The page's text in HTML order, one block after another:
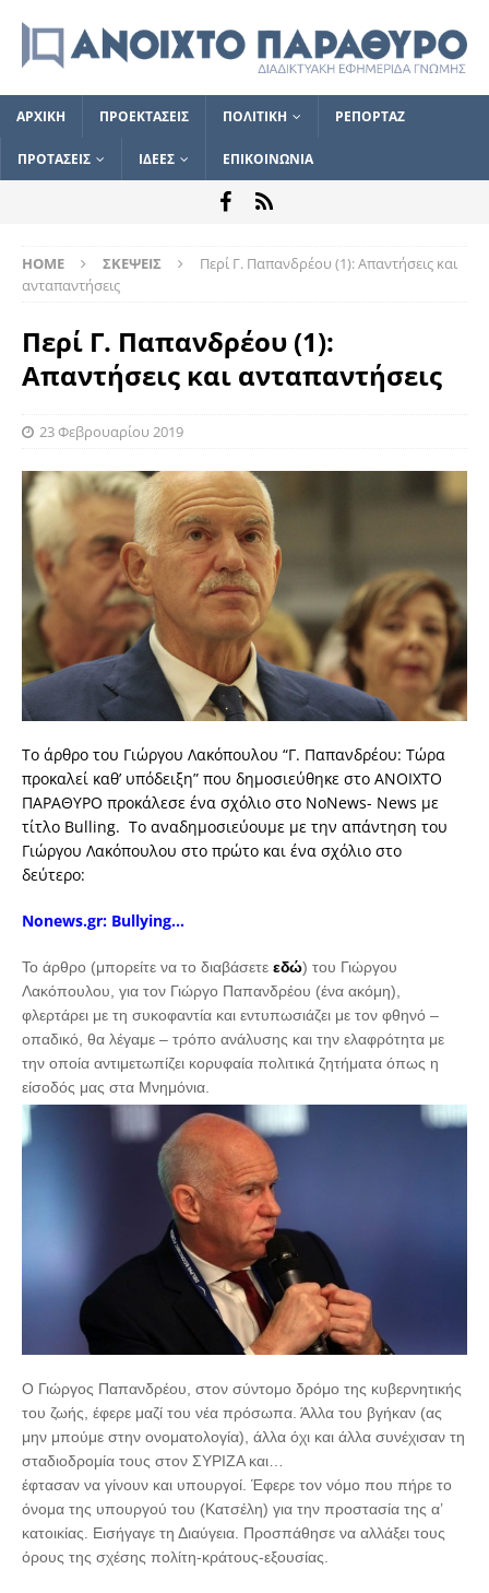
ΑΡΧΙΚΗ ΠΡΟΕΚΤΑΣΕΙΣ ΠΟΛΙΤΙΚΗ ΡΕΠΟΡΤΑΖ
ΠΡΟΤΑΣΕΙΣ ΙΔΕΕΣ ΕΠΙΚΟΙΝΩΝΙΑ
HOME ΣΚΕΨΕΙΣ
Περί Γ. Παπανδρέου (1): Απαντήσεις και
ανταπαντήσεις
Περί Γ. Παπανδρέου (1):
Απαντήσεις και ανταπαντήσεις
23 Φεβρουαρίου 2019
Το άρθρο του Γιώργου Λακόπουλου “Γ. Παπανδρέου: Τώρα
προκαλεί καθ’ υπόδειξη” που δημοσιεύθηκε στο ΑΝΟΙΧΤΟ
ΠΑΡΑΘΥΡΟ προκάλεσε ένα σχόλιο στο ΝοNews- Νews με
τίτλο Bulling. Το αναδημοσιεύουμε με την απάντηση του
Γιώργου Λακόπουλου στο πρώτο και ένα σχόλιο στο
δεύτερο:
Nonews.gr: Bullying…
Το άρθρο (μπορείτε να το διαβάσετε εδώ) του Γιώργου
Λακόπουλου, για τον Γιώργο Παπανδρέου (ένα ακόμη),
φλερτάρει με τη συκοφαντία και εντυπωσιάζει με τον φθηνό –
οπαδικό, θα λέγαμε – τρόπο ανάλυσης και την ελαφρότητα με
την οποία αντιμετωπίζει κορυφαία πολιτικά ζητήματα όπως η
είσοδός μας στα Μνημόνια.
Ο Γιώργος Παπανδρέου, στον σύντομο δρόμο της κυβερνητικής
του ζωής, έφερε μαζί του νέα πρόσωπα. Άλλα του βγήκαν (ας
μην μπούμε στην ονοματολογία), άλλα όχι και άλλα συνέχισαν τη
σταδιοδρομία τους στον ΣΥΡΙΖΑ και…
έφτασαν να γίνουν και υπουργοί. Έφερε τον νόμο που πήρε το
όνομα της υπουργού του (Κατσέλη) για την προστασία της α’
κατοικίας. Εισήγαγε τη Διαύγεια. Προσπάθησε να αλλάξει τους
όρους της σχέσης πολίτη-κράτους-εξουσίας.